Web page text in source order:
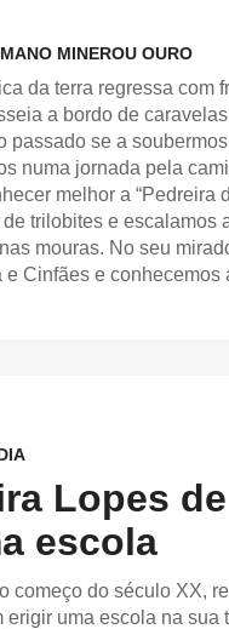
MINEROU OURO
da terra regressa com
a bordo de
passado se a
numa jornada pela
melhor a “Pedreira
trilobites e escalamos
mouras. No seu
Cinfães e conhecemos
Lopes de
escola
começo do século XX,
uma escola na sua